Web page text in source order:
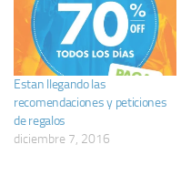
Estan llegando las
recomendaciones y peticiones
de regalos
diciembre 7, 2016